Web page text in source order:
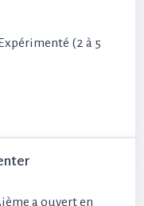
(2 à 5
a ouvert en